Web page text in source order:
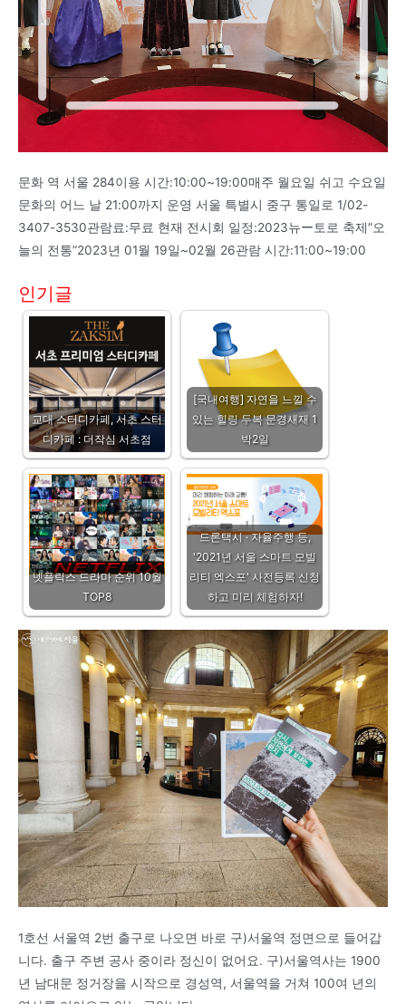
문화 역 서울 284이용 시간:10:00~19:00매주 월요일 쉬고 수요일
문화의 어느 날 21:00까지 운영 서울 특별시 중구 통일로 1/02-
3407-3530관람료:무료 현재 전시회 일정:2023뉴ー토로 축제”오
늘의 전통”2023년 01월 19일~02월 26관람 시간:11:00~19:00
인기글
교대 스터디카페, 서초 스터
디카페 : 더작심 서초점
[국내여행] 자연을 느낄 수
있는 힐링 두복 문경새재 1
박2일
넷플릭스 드라마 순위 10월
TOP8
드론택시 · 자율주행 등,
'2021년 서울 스마트 모빌
리티 엑스포' 사전등록 신청
하고 미리 체험하자!
1호선 서울역 2번 출구로 나오면 바로 구)서울역 정면으로 들어갑
니다. 출구 주변 공사 중이라 정신이 없어요. 구)서울역사는 1900
년 남대문 정거장을 시작으로 경성역, 서울역을 거쳐 100여 년의